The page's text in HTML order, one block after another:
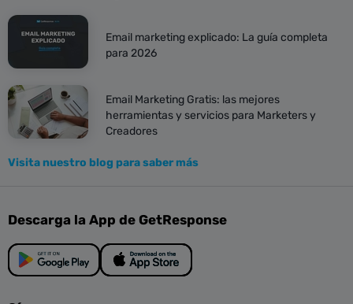
Email marketing explicado: La guía completa
para 2026
Email Marketing Gratis: las mejores
herramientas y servicios para Marketers y
Creadores
Visita nuestro blog para saber más
Descarga la App de GetResponse